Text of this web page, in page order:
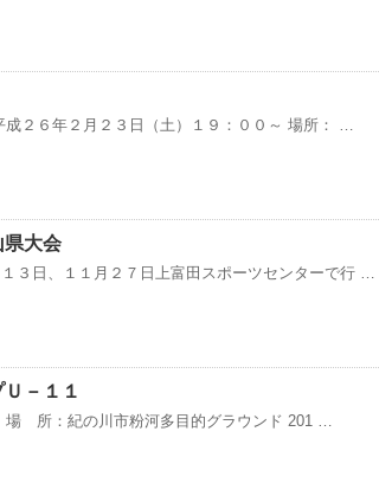
２６年２月２３日（土）１９：００～ 場所： …
県大会
３日、１１月２７日上富田スポーツセンターで行 …
－１１
所：紀の川市粉河多目的グラウンド 201 …